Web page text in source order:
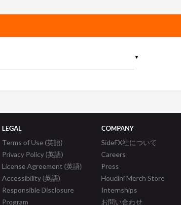
▼
LEGAL
Terms of Use (英語)
Privacy Policy (英語)
License Agreement (英語)
Accessibility (英語)
Responsible Disclosure
Program
COMPANY
SideFX社について
Careers
Press
Houdini Merch Store
Internships
お問い合わせ